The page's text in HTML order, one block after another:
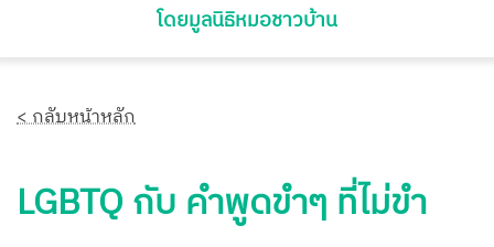
โดยมูลนิธิหมอชาวบ้าน
< กลับหน้าหลัก
LGBTQ กับ คำพูดขำๆ ที่ไม่ขำ